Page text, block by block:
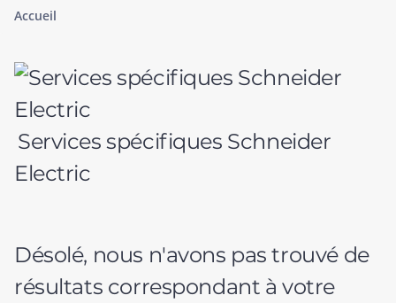
Accueil
Services spécifiques Schneider
Electric
Désolé, nous n'avons pas trouvé de
résultats correspondant à votre